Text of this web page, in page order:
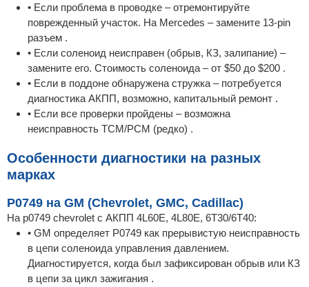
• Если проблема в проводке – отремонтируйте
поврежденный участок. На Mercedes – замените 13-pin
разъем .
• Если соленоид неисправен (обрыв, КЗ, залипание) –
замените его. Стоимость соленоида – от $50 до $200 .
• Если в поддоне обнаружена стружка – потребуется
диагностика АКПП, возможно, капитальный ремонт .
• Если все проверки пройдены – возможна
неисправность TCM/PCM (редко) .
Особенности диагностики на разных
марках
P0749 на GM (Chevrolet, GMC, Cadillac)
На p0749 chevrolet с АКПП 4L60E, 4L80E, 6T30/6T40:
• GM определяет P0749 как прерывистую неисправность
в цепи соленоида управления давлением.
Диагностируется, когда был зафиксирован обрыв или КЗ
в цепи за цикл зажигания .